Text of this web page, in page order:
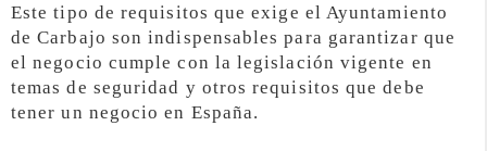
Este tipo de requisitos que exige el Ayuntamiento
de Carbajo son indispensables para garantizar que
el negocio cumple con la legislación vigente en
temas de seguridad y otros requisitos que debe
tener un negocio en España.